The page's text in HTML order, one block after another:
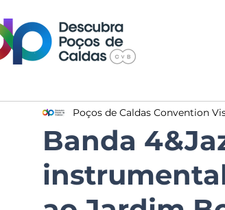
Banda
Poços de Caldas Convention